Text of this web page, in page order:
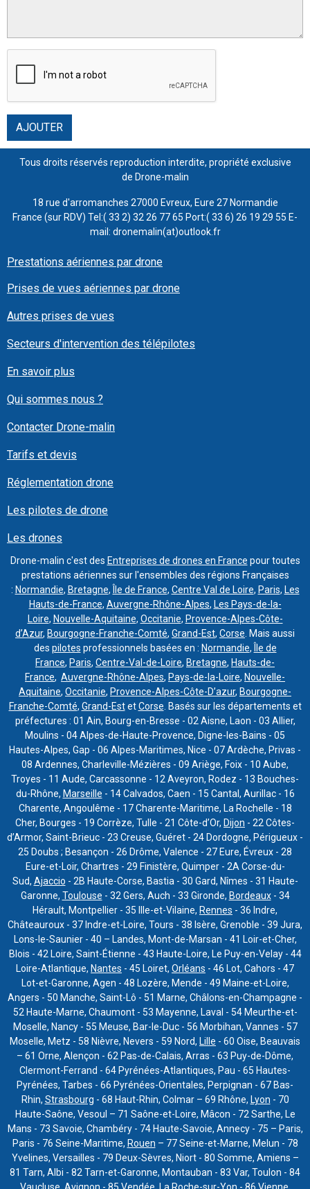
AJOUTER
Tous droits réservés reproduction interdite, propriété exclusive
de Drone-malin
18 rue d'arromanches 27000 Evreux, Eure 27 Normandie
France (sur RDV) Tel:( 33 2) 32 26 77 65 Port:( 33 6) 26 19 29 55 E-
mail: dronemalin(at)outlook.fr
Prestations aériennes par drone
Prises de vues aériennes par drone
Autres prises de vues
Secteurs d'intervention des télépilotes
En savoir plus
Qui sommes nous ?
Contacter Drone-malin
Tarifs et devis
Réglementation drone
Les pilotes de drone
Les drones
Drone-malin c'est des Entreprises de drones en France pour toutes
prestations aériennes sur l'ensembles des régions Françaises
: Normandie, Bretagne, Île de France, Centre Val de Loire, Paris, Les
Hauts-de-France, Auvergne-Rhône-Alpes, Les Pays-de-la-
Loire, Nouvelle-Aquitaine, Occitanie, Provence-Alpes-Côte-
d’Azur, Bourgogne-Franche-Comté, Grand-Est, Corse. Mais aussi
des pilotes professionnels basées en : Normandie,
Île de
France, Paris, Centre-Val-de-Loire, Bretagne, Hauts-de-
France, Auvergne-Rhône-Alpes, Pays-de-la-Loire, Nouvelle-
Aquitaine, Occitanie, Provence-Alpes-Côte-D’azur, Bourgogne-
Franche-Comté, Grand-EstetCorse. Basés sur les départements et
préfectures : 01 Ain, Bourg-en-Bresse - 02 Aisne, Laon - 03 Allier,
Moulins - 04 Alpes-de-Haute-Provence, Digne-les-Bains - 05
Hautes-Alpes, Gap - 06 Alpes-Maritimes, Nice - 07 Ardèche, Privas -
08 Ardennes, Charleville-Mézières - 09 Ariège, Foix - 10 Aube,
Troyes - 11 Aude, Carcassonne - 12 Aveyron, Rodez - 13 Bouches-
du-Rhône, Marseille - 14 Calvados, Caen - 15 Cantal, Aurillac - 16
Charente, Angoulême - 17 Charente-Maritime, La Rochelle - 18
Cher, Bourges - 19 Corrèze, Tulle - 21 Côte-d’Or, Dijon - 22 Côtes-
d’Armor, Saint-Brieuc - 23 Creuse, Guéret - 24 Dordogne, Périgueux -
25 Doubs ; Besançon - 26 Drôme, Valence - 27 Eure, Évreux - 28
Eure-et-Loir, Chartres - 29 Finistère, Quimper - 2A Corse-du-
Sud, Ajaccio - 2B Haute-Corse, Bastia - 30 Gard, Nîmes - 31 Haute-
Garonne, Toulouse - 32 Gers, Auch - 33 Gironde, Bordeaux- 34
Hérault, Montpellier - 35 Ille-et-Vilaine, Rennes - 36 Indre,
Châteauroux - 37 Indre-et-Loire, Tours - 38 Isère, Grenoble - 39 Jura,
Lons-le-Saunier - 40 – Landes, Mont-de-Marsan - 41 Loir-et-Cher,
Blois - 42 Loire, Saint-Étienne - 43 Haute-Loire, Le Puy-en-Velay - 44
Loire-Atlantique, Nantes - 45 Loiret, Orléans - 46 Lot, Cahors - 47
Lot-et-Garonne, Agen - 48 Lozère, Mende - 49 Maine-et-Loire,
Angers - 50 Manche, Saint-Lô - 51 Marne, Châlons-en-Champagne -
52 Haute-Marne, Chaumont - 53 Mayenne, Laval - 54 Meurthe-et-
Moselle, Nancy - 55 Meuse, Bar-le-Duc - 56 Morbihan, Vannes - 57
Moselle, Metz - 58 Nièvre, Nevers - 59 Nord, Lille - 60 Oise, Beauvais
– 61 Orne, Alençon - 62 Pas-de-Calais, Arras - 63 Puy-de-Dôme,
Clermont-Ferrand - 64 Pyrénées-Atlantiques, Pau - 65 Hautes-
Pyrénées, Tarbes - 66 Pyrénées-Orientales, Perpignan - 67 Bas-
Rhin, Strasbourg - 68 Haut-Rhin, Colmar – 69 Rhône, Lyon - 70
Haute-Saône, Vesoul – 71 Saône-et-Loire, Mâcon - 72 Sarthe, Le
Mans - 73 Savoie, Chambéry - 74 Haute-Savoie, Annecy - 75 – Paris,
Paris - 76 Seine-Maritime, Rouen – 77 Seine-et-Marne, Melun - 78
Yvelines, Versailles - 79 Deux-Sèvres, Niort - 80 Somme, Amiens –
81 Tarn, Albi - 82 Tarn-et-Garonne, Montauban - 83 Var, Toulon - 84